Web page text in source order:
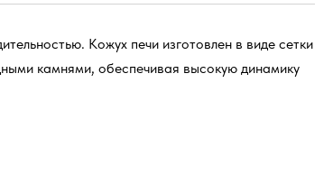
Кожух печи изготовлен в виде сетки
камнями, обеспечивая высокую динамику